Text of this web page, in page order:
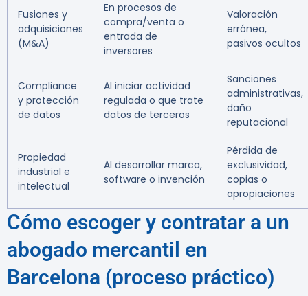
Fusiones y
adquisiciones
(M&A)
En procesos de
compra/venta o
entrada de
inversores
Valoración
errónea,
pasivos ocultos
Compliance
y protección
de datos
Al iniciar actividad
regulada o que trate
datos de terceros
Sanciones
administrativas,
daño
reputacional
Propiedad
industrial e
intelectual
Al desarrollar marca,
software o invención
Pérdida de
exclusividad,
copias o
apropiaciones
Cómo escoger y contratar a un
abogado mercantil en
Barcelona (proceso práctico)